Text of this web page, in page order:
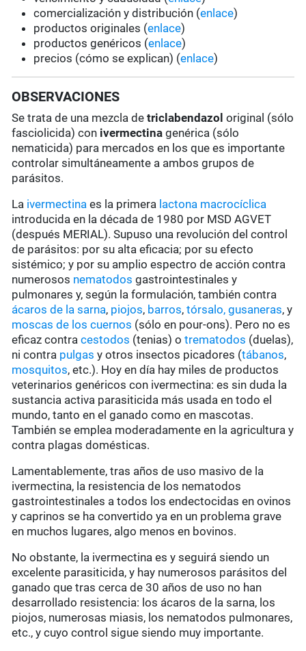
comercialización y distribución (enlace)
productos originales (enlace)
productos genéricos (enlace)
precios (cómo se explican) (enlace)
OBSERVACIONES
Se trata de una mezcla detriclabendazoloriginal (sólo
fasciolicida) con ivermectinagenérica (sólo
nematicida) para mercados en los que es importante
controlar simultáneamente a ambos grupos de
parásitos.
La ivermectina es la primera lactona macrocíclica
introducida en la década de 1980 por MSD AGVET
(después MERIAL). Supuso una revolución del control
de parásitos: por su alta eficacia; por su efecto
sistémico; y por su amplio espectro de acción contra
numerosos nematodos gastrointestinales y
pulmonares y, según la formulación, también contra
ácaros de la sarna, piojos, barros,tórsalo,gusaneras, y
moscas de los cuernos (sólo en pour-ons). Pero no es
eficaz contracestodos (tenias) otrematodos (duelas),
ni contra pulgas y otros insectos picadores (tábanos,
mosquitos, etc.). Hoy en día hay miles de productos
veterinarios genéricos con ivermectina: es sin duda la
sustancia activa parasiticida más usada en todo el
mundo, tanto en el ganado como en mascotas.
También se emplea moderadamente en la agricultura y
contra plagas domésticas.
Lamentablemente, tras años de uso masivo de la
ivermectina, la resistencia de los nematodos
gastrointestinales a todos los endectocidas en ovinos
y caprinos se ha convertido ya en un problema grave
en muchos lugares, algo menos en bovinos.
No obstante, la ivermectina es y seguirá siendo un
excelente parasiticida, y hay numerosos parásitos del
ganado que tras cerca de 30 años de uso no han
desarrollado resistencia: los ácaros de la sarna, los
piojos, numerosas miasis, los nematodos pulmonares,
etc., y cuyo control sigue siendo muy importante.